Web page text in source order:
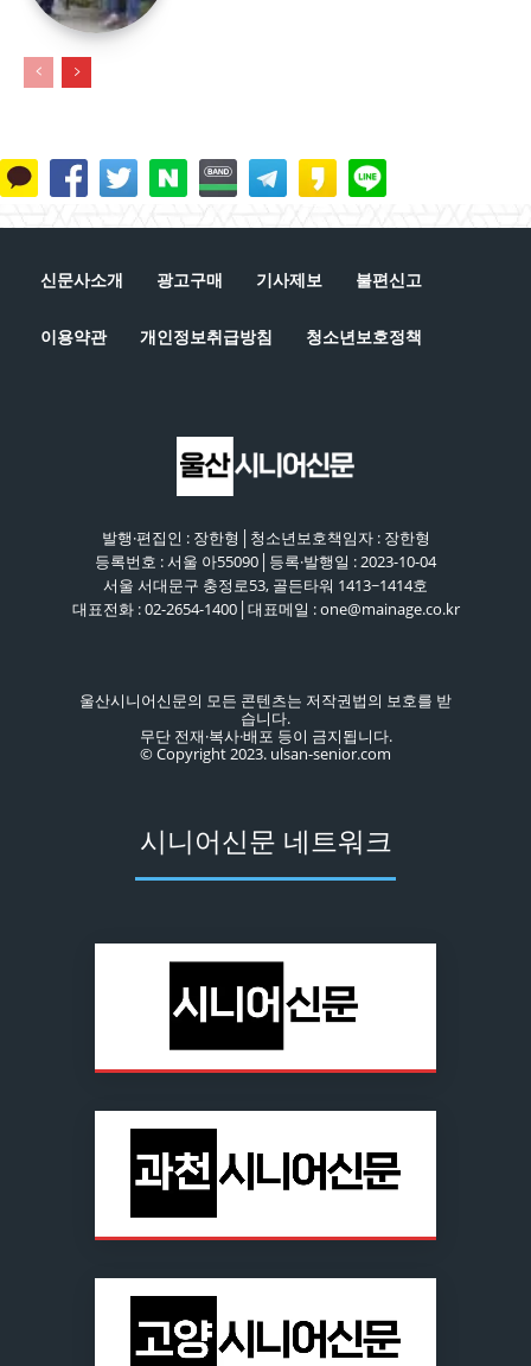
신문사소개 광고구매 기사제보 불편신고
이용약관 개인정보취급방침 청소년보호정책
발행·편집인 : 장한형│청소년보호책임자 : 장한형
등록번호 : 서울 아55090│등록·발행일 : 2023-10-04
서울 서대문구 충정로53, 골든타워 1413~1414호
대표전화 : 02-2654-1400│대표메일 : one@mainage.co.kr
울산시니어신문의 모든 콘텐츠는 저작권법의 보호를 받
습니다.
무단 전재·복사·배포 등이 금지됩니다.
© Copyright 2023. ulsan-senior.com
시니어신문 네트워크